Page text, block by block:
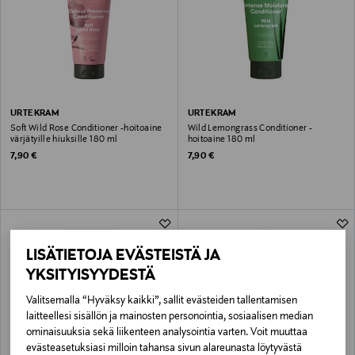
LISÄTIETOJA EVÄSTEISTÄ JA
YKSITYISYYDESTÄ
Valitsemalla “Hyväksy kaikki”, sallit evästeiden tallentamisen
laitteellesi sisällön ja mainosten personointia, sosiaalisen median
ominaisuuksia sekä liikenteen analysointia varten. Voit muuttaa
evästeasetuksiasi milloin tahansa sivun alareunasta löytyvästä
URTEKRAM
Soft Wild Rose Conditioner -hoitoaine
värjätyille hiuksille 180 ml
Original Price
7,90 €
URTEKRAM
Wild Lemongrass Conditioner -
hoitoaine 180 ml
Original Price
7,90 €